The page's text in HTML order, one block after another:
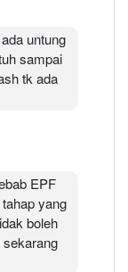
untung
sampai
tk ada
EPF
yang
boleh
sekarang